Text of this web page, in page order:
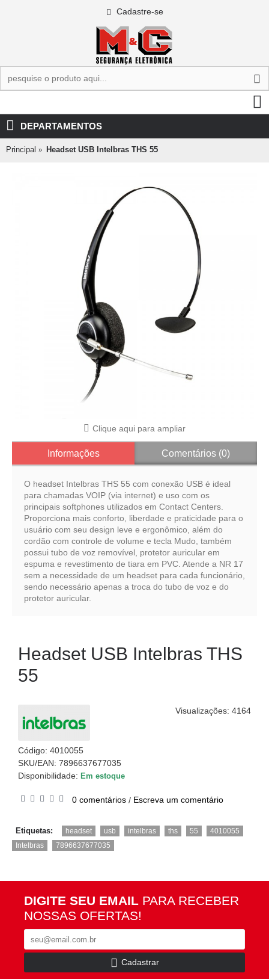
Cadastre-se
DEPARTAMENTOS
Principal Headset USB Intelbras THS 55
Clique aqui para ampliar
Informações Comentários (0)
O headset Intelbras THS 55 com conexão USB é ideal
para chamadas VOIP (via internet) e uso com os
principais softphones utilizados em Contact Centers.
Proporciona mais conforto, liberdade e praticidade para o
usuário com seu design leve e ergonômico, além do
cordão com controle de volume e tecla Mudo, também
possui tubo de voz removível, protetor auricular em
espuma e revestimento de tiara em PVC. Atende a NR 17
sem a necessidade de um headset para cada funcionário,
sendo necessário apenas a troca do tubo de voz e do
protetor auricular.
Headset USB Intelbras THS
55
Visualizações: 4164
Código: 4010055
SKU/EAN: 7896637677035
Disponibilidade: Em estoque
0 comentários / Escreva um comentário
Etiquetas: headset usb intelbras ths 55 4010055
Intelbras 7896637677035
DIGITE SEU EMAIL PARA RECEBER
NOSSAS OFERTAS!
Cadastrar